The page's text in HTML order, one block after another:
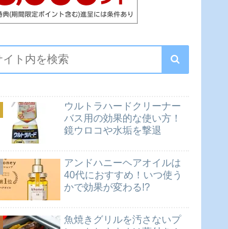
ウルトラハードクリーナー
バス用の効果的な使い方！
鏡ウロコや水垢を撃退
アンドハニーヘアオイルは
40代におすすめ！いつ使う
かで効果が変わる!?
魚焼きグリルを汚さないプ